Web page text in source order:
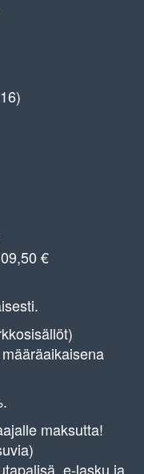
€
maksutta!
e-lasku ja